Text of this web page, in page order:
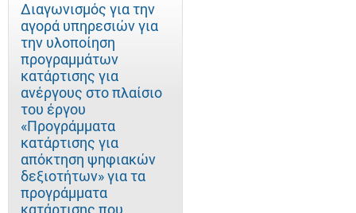
Διαγωνισμός για την
αγορά υπηρεσιών για
την υλοποίηση
προγραμμάτων
κατάρτισης για
ανέργους στο πλαίσιο
του έργου
«Προγράμματα
κατάρτισης για
απόκτηση ψηφιακών
δεξιοτήτων» για τα
προγράμματα
κατάρτισης που